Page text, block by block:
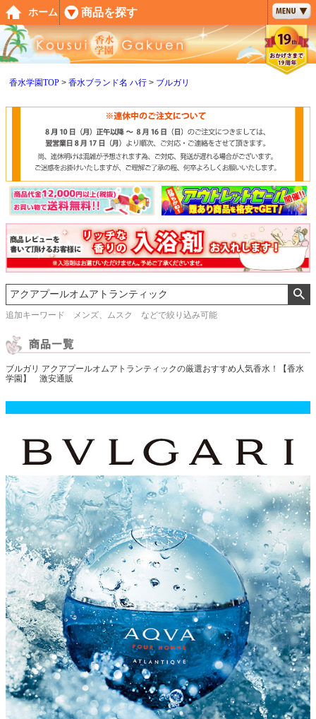
香水学園TOP 香水ブランド名 ハ行 ブルガリ
追加キーワード メンズ、ムスク などで絞り込み可能
ブルガリ アクアプールオムアトランティックの厳選おすすめ人気香水！【香水
学園】 激安通販
ペー
ジト
ップ
へ
ホーム 商品を探す